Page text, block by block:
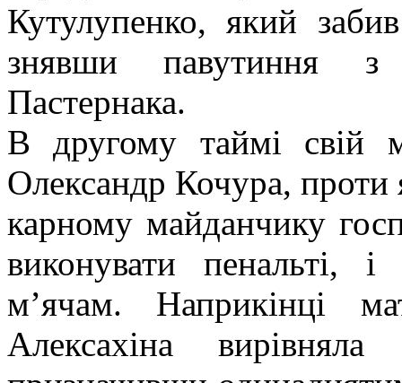
Кутулупенко, який
знявши павутиння з
Пастернака.
В другому таймі свій
Олександр Кочура,
карному майданчику
виконувати пенальті,
м’ячам. Наприкінці
Алексахіна